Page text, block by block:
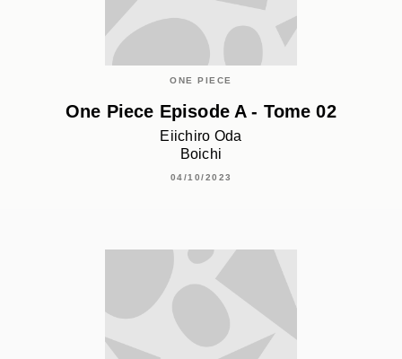
ONE PIECE
One Piece Episode A - Tome 02
Eiichiro Oda
Boichi
04/10/2023